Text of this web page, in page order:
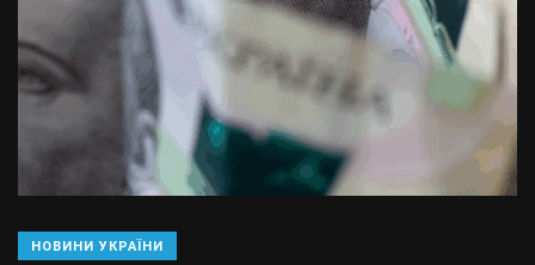
НОВИНИ УКРАЇНИ